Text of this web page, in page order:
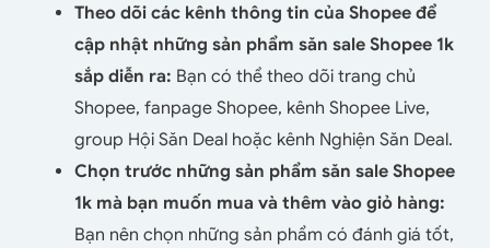
Theo dõi các kênh thông tin của Shopee để
cập nhật những sản phẩm săn sale Shopee 1k
sắp diễn ra: Bạn có thể theo dõi trang chủ
Shopee, fanpage Shopee, kênh Shopee Live,
group Hội Săn Deal hoặc kênh Nghiện Săn Deal.
Chọn trước những sản phẩm săn sale Shopee
1k mà bạn muốn mua và thêm vào giỏ hàng:
Bạn nên chọn những sản phẩm có đánh giá tốt,